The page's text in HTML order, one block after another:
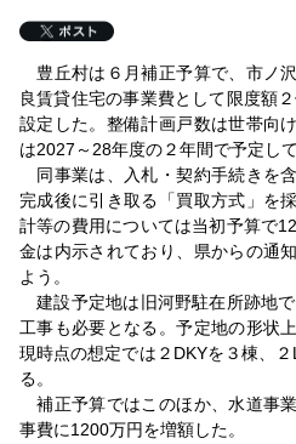
豊丘村は６月補正予算で、市ノ
良賃貸住宅の事業費として限度額
設定した。整備計画戸数は世帯向
は2027～28年度の２年間で予定して
同事業は、入札・契約手続きを
完成後に引き取る「買取方式」を
計等の費用については当初予算で
金は内示されており、県からの通
よう。
建設予定地は旧河野駐在所跡地
工事も必要となる。予定地の形状
現時点の想定では２DKYを３棟、
る。
補正予算ではこのほか、水道事
事費に1200万円を増額した。